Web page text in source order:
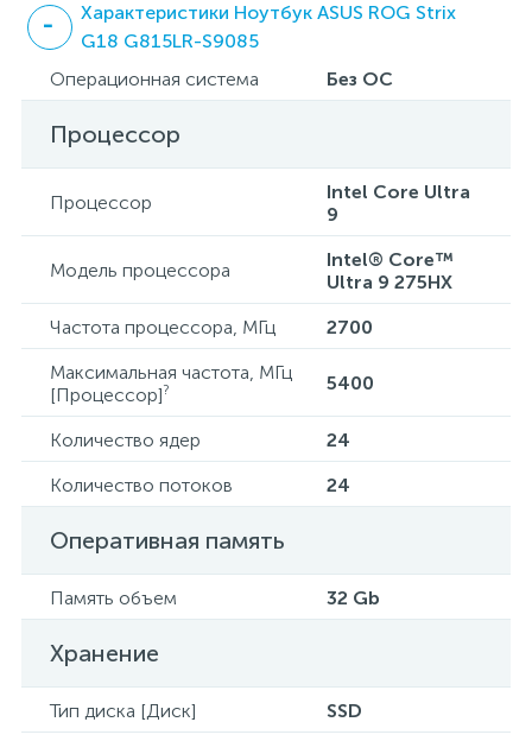
Характеристики Ноутбук ASUS ROG Strix
G18 G815LR-S9085
Операционная система
Без ОС
Процессор
Процессор
Intel Core Ultra
9
Модель процессора
Intel® Core™
Ultra 9 275HX
Частота процессора, МГц
2700
Максимальная частота, МГц
[Процессор]? 5400
Количество ядер
24
Количество потоков
24
Оперативная память
Память объем 32 Gb
Хранение
Тип диска [Диск]
SSD